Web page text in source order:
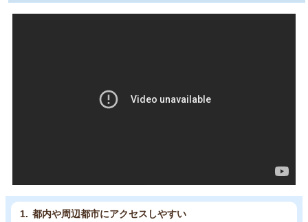
都内や周辺都市にアクセスしやすい